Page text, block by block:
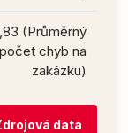
(Průměrný
počet chyb na
zakázku)
data